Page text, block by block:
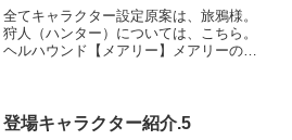
全てキャラクター設定原案は、旅鴉様。
狩人（ハンター）については、こちら。
ヘルハウンド【メアリー】メアリーの画
登場キャラクター紹介.5